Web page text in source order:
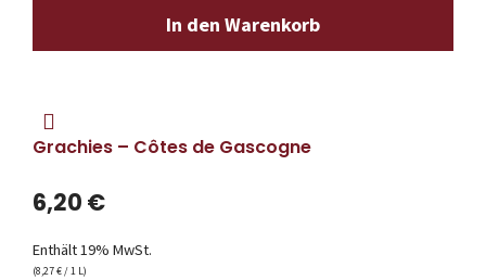
In den Warenkorb
Grachies – Côtes de Gascogne
6,20 €
Enthält 19% MwSt.
(8,27€/ 1 L)